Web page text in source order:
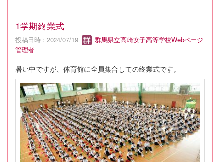
1学期終業式
投稿日時 : 2024/07/19
群馬県立高崎女子高等学校Webページ
管理者
暑い中ですが、体育館に全員集合しての終業式です。